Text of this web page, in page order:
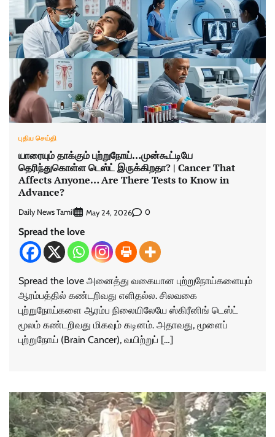
புதிய செய்தி
யாரையும் தாக்கும் புற்றுநோய்…முன்கூட்டியே
தெரிந்துகொள்ள டெஸ்ட் இருக்கிறதா? | Cancer That
Affects Anyone… Are There Tests to Know in
Advance?
Daily News Tamil May 24, 2026 0
Spread the love
Spread the love அனைத்து வகையான புற்றுநோய்களையும்
ஆரம்பத்தில் கண்டறிவது எளிதல்ல. சிலவகை
புற்றுநோய்களை ஆரம்ப நிலையிலேயே ஸ்கிரீனிங் டெஸ்ட்
மூலம் கண்டறிவது மிகவும் கடினம். அதாவது, மூளைப்
புற்றுநோய் (Brain Cancer), வயிற்றுப் […]